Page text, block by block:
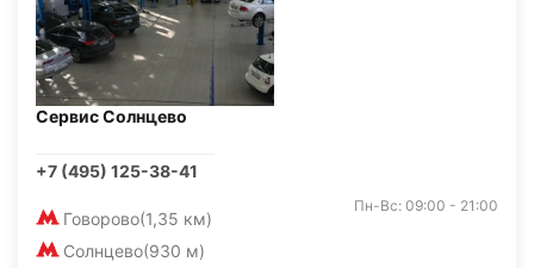
Сервис Солнцево
+7 (495) 125-38-41
Говорово(1,35 км)
Солнцево(930 м)
Пн-Вс: 09:00 - 21:00